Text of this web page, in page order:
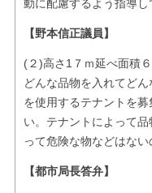
動に配慮するよう指導し
【野本信正議員】
(２)高さ1７ｍ延べ面積
どんな品物を入れてど
を使用するテナントを
い。テナントによって
って危険な物などはない
【都市局長答弁】